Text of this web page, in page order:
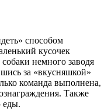
способом
кусочек
немного заводя
за «вкусняшкой»
команда выполнена,
Также
еды.